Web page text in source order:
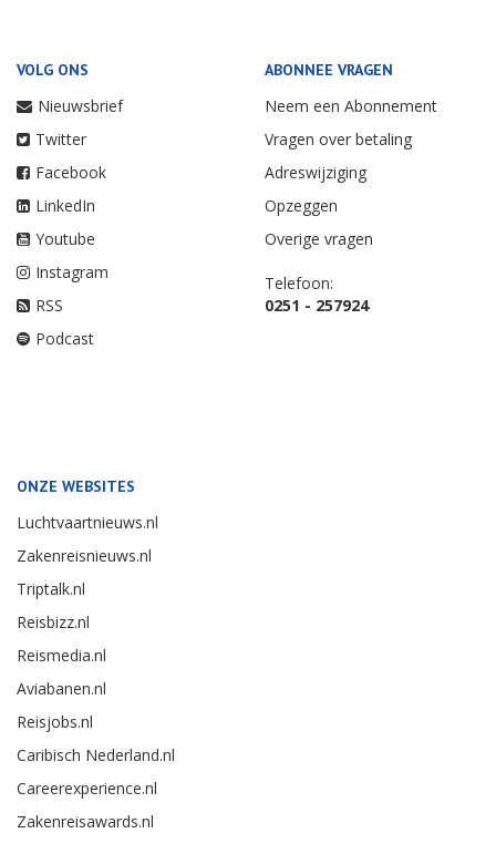
VOLG ONS
Nieuwsbrief
Twitter
Facebook
LinkedIn
Youtube
Instagram
RSS
Podcast
ABONNEE VRAGEN
Neem een Abonnement
Vragen over betaling
Adreswijziging
Opzeggen
Overige vragen
Telefoon:
0251 - 257924
ONZE WEBSITES
Luchtvaartnieuws.nl
Zakenreisnieuws.nl
Triptalk.nl
Reisbizz.nl
Reismedia.nl
Aviabanen.nl
Reisjobs.nl
Caribisch Nederland.nl
Careerexperience.nl
Zakenreisawards.nl